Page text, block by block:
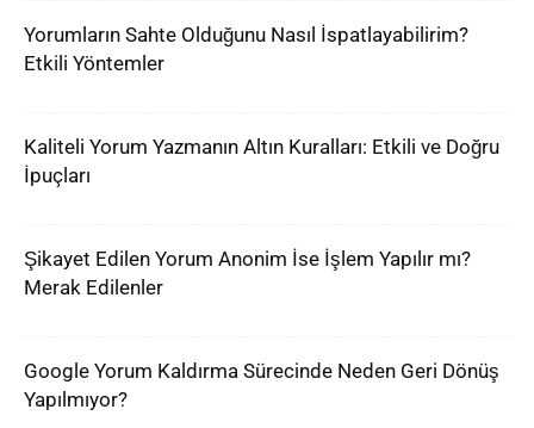
Yorumların Sahte Olduğunu Nasıl İspatlayabilirim?
Etkili Yöntemler
Kaliteli Yorum Yazmanın Altın Kuralları: Etkili ve Doğru
İpuçları
Şikayet Edilen Yorum Anonim İse İşlem Yapılır mı?
Merak Edilenler
Google Yorum Kaldırma Sürecinde Neden Geri Dönüş
Yapılmıyor?